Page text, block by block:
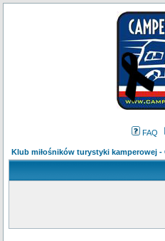
FAQ
Klub miłośników turystyki kamperowej -